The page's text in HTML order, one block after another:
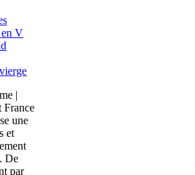
V
|
France
une
et
De
par